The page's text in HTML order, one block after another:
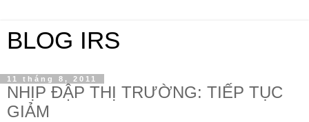
BLOG IRS
11 tháng 8, 2011
NHỊP ĐẬP THỊ TRƯỜNG: TIẾP TỤC
GIẢM